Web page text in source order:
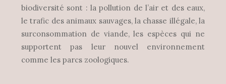
biodiversité sont : la pollution de l’air et des eaux,
le trafic des animaux sauvages, la chasse illégale, la
surconsommation de viande, les espèces qui ne
supportent pas leur nouvel environnement
comme les parcs zoologiques.